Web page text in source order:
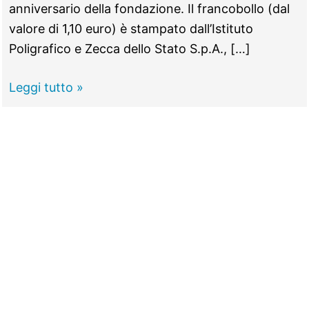
anniversario della fondazione. Il francobollo (dal
valore di 1,10 euro) è stampato dall’Istituto
Poligrafico e Zecca dello Stato S.p.A., […]
In
Leggi tutto »